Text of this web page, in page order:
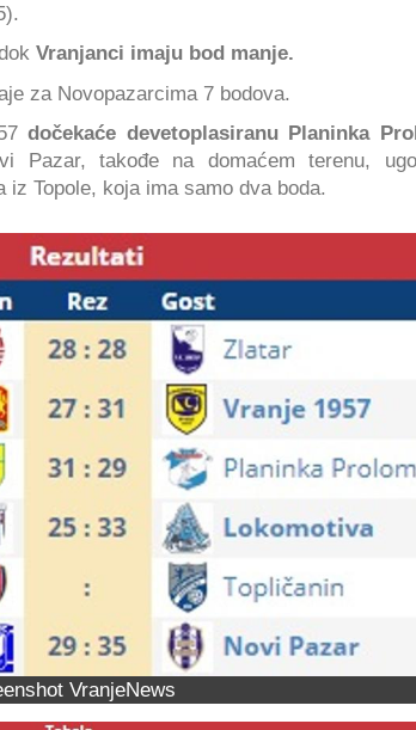
Vranjanci imaju bod manje.
za Novopazarcima 7 bodova.
dočekaće devetoplasiranu Planinka
takođe na domaćem terenu,
iz Topole, koja ima samo dva boda.
VranjeNews